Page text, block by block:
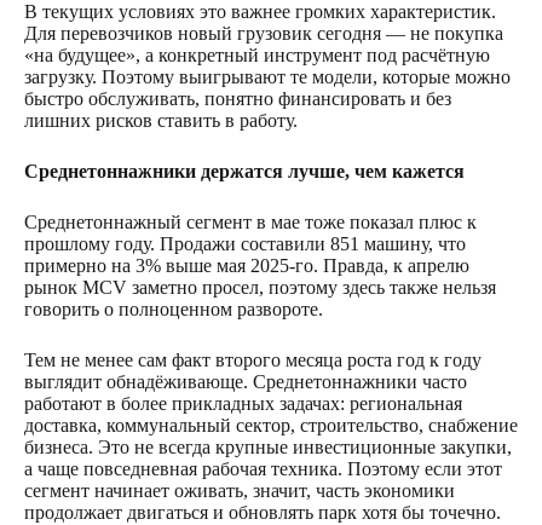
В текущих условиях это важнее громких характеристик.
Для перевозчиков новый грузовик сегодня — не покупка
«на будущее», а конкретный инструмент под расчётную
загрузку. Поэтому выигрывают те модели, которые можно
быстро обслуживать, понятно финансировать и без
лишних рисков ставить в работу.
Среднетоннажники держатся лучше, чем кажется
Среднетоннажный сегмент в мае тоже показал плюс к
прошлому году. Продажи составили 851 машину, что
примерно на 3% выше мая 2025-го. Правда, к апрелю
рынок MCV заметно просел, поэтому здесь также нельзя
говорить о полноценном развороте.
Тем не менее сам факт второго месяца роста год к году
выглядит обнадёживающе. Среднетоннажники часто
работают в более прикладных задачах: региональная
доставка, коммунальный сектор, строительство, снабжение
бизнеса. Это не всегда крупные инвестиционные закупки,
а чаще повседневная рабочая техника. Поэтому если этот
сегмент начинает оживать, значит, часть экономики
продолжает двигаться и обновлять парк хотя бы точечно.